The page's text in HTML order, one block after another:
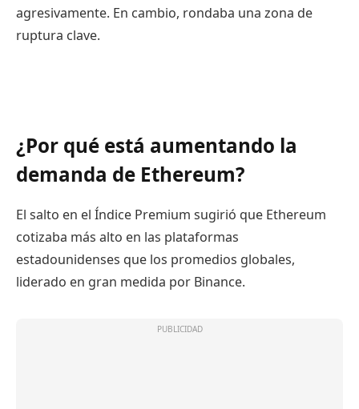
agresivamente. En cambio, rondaba una zona de
ruptura clave.
¿Por qué está aumentando la
demanda de Ethereum?
El salto en el Índice Premium sugirió que Ethereum
cotizaba más alto en las plataformas
estadounidenses que los promedios globales,
liderado en gran medida por Binance.